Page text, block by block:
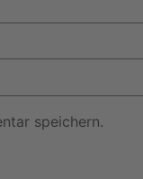
speichern.